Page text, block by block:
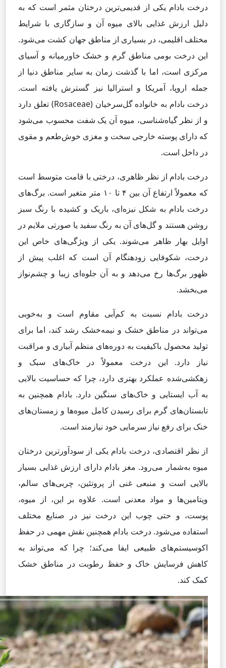
درخت بادام یکی از قدیمی‌ترین درختان مثمر است که به
دلیل ارزش غذایی بالای میوه آن و سازگاری با شرایط
مختلف اقلیمی، در بسیاری از مناطق جهان کشت می‌شود.
این درخت بومی مناطق گرم و خشک خاورمیانه و آسیای
مرکزی است، اما با گذشت زمان به سایر مناطق دنیا از
جمله اروپا، آمریکا و استرالیا نیز گسترش یافته است.
درخت بادام به خانواده گل‌سرخیان (Rosaceae) تعلق دارد
و از نظر گیاه‌شناسی، میوه آن یک شفت محسوب می‌شود
که دارای پوسته خارجی سخت و مغزی خوش‌طعم و مقوی
در داخل است.
درخت بادام از نظر ظاهری، درختی با قامت متوسط است
که معمولاً ارتفاع آن بین ۴ تا ۱۰ متر متغیر است. برگ‌های
درخت بادام به شکل نیزه‌ای، باریک و کشیده با رنگ سبز
روشن هستند و گل‌های آن به رنگ سفید یا صورتی ملایم در
اوایل بهار ظاهر می‌شوند. یکی از ویژگی‌های خاص این
درخت، شکوفایی زودهنگام آن است که اغلب پیش از
ظهور برگ‌ها رخ می‌دهد و به آن جلوه‌ای زیبا و چشم‌نواز
می‌بخشد.
درخت بادام نسبت به کم‌آبی مقاوم است و به‌خوبی
می‌تواند در مناطق خشک و نیمه‌خشک رشد کند، اما برای
تولید محصول باکیفیت به دوره‌های منظم آبیاری و مراقبت
نیاز دارد. این درخت معمولاً در خاک‌های سبک و
زهکشی‌شده عملکرد بهتری دارد، چرا که حساسیت بالایی
به آب ایستایی و خاک‌های سنگین دارد. بادام همچنین به
تابستان‌های گرم برای رسیدن کامل میوه‌ها و زمستان‌های
خنک برای رفع نیاز سرمایی خود نیازمند است.
از نظر اقتصادی، درخت بادام یکی از سودآورترین درختان
میوه به‌شمار می‌رود. مغز بادام دارای ارزش غذایی بسیار
بالایی است و منبعی غنی از پروتئین، چربی‌های سالم،
ویتامین‌ها و مواد معدنی است. علاوه بر این، از میوه،
پوست، و حتی چوب این درخت نیز در صنایع مختلف
استفاده می‌شود. درخت بادام همچنین نقش مهمی در حفظ
اکوسیستم‌های طبیعی ایفا می‌کند؛ چرا که می‌تواند به
کاهش فرسایش خاک و حفظ رطوبت در مناطق خشک
کمک کند.